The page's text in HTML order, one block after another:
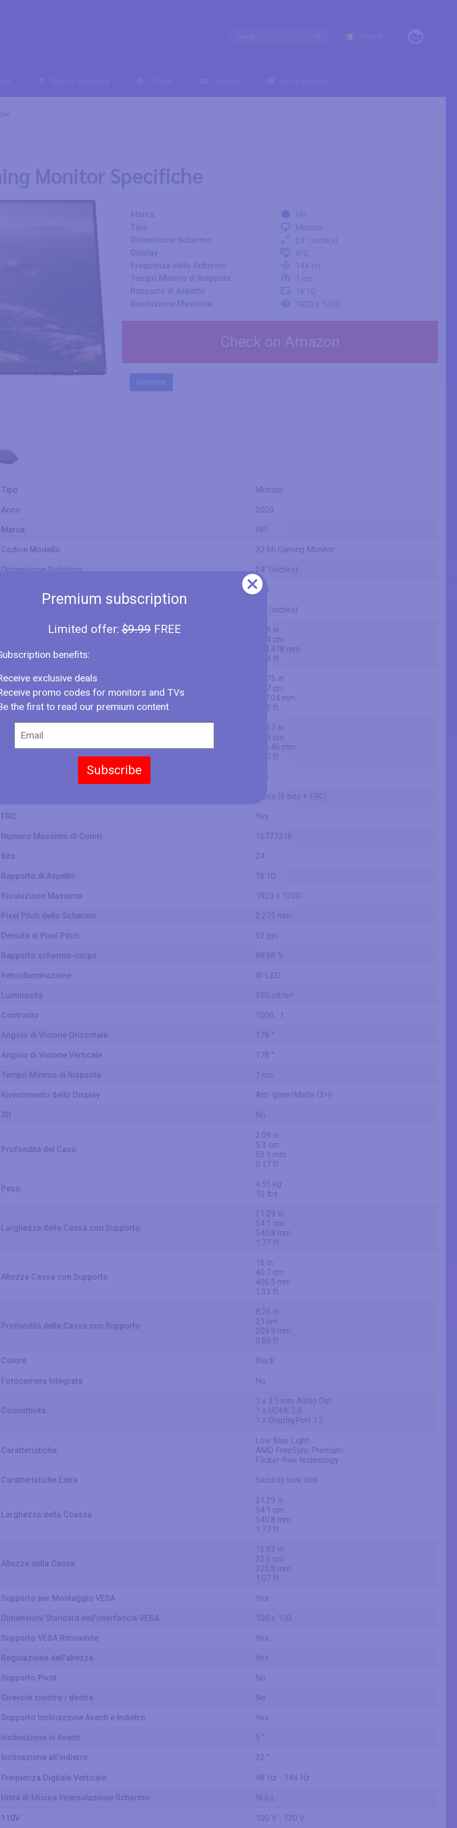
Premium subscription
Limited offer:$9.99FREE
benefits:
exclusive deals
promo codes for monitors and TVs
the first to read our premium content
Subscribe
Monitor Specifiche
Marca
HP
Dimensione Schermo
24" (inches)
Frequenza dello Schermo
144 Hz
Rapporto di Aspetto
16:10
Check on Amazon
Compare
Tipo Monitor
Anno 2020
Marca HP
Codice Modello X24ih Gaming Monitor
Dimensione Schermo 24" (inches)
IPS
24" (inches)
23.8 in
60.4 cm
604.478 mm
1.98 ft
Larghezza dello Schermo
20.75 in
52.7 cm
527.04 mm
1.73 ft
Altezza dello Schermo
11.67 in
29.6 cm
296.46 mm
0.97 ft
IPS
8 bits (6 bits + FRC)
FRC Yes
Numero Massimo di Colori 16777216
Bits 24
Rapporto di Aspetto 16:10
Risoluzione Massima 1920 x 1200
Pixel Pitch dello Schermo 0.275 mm
Densità di Pixel Pitch 92 ppi
Rapporto schermo-corpo 88.68 %
Retroilluminazione W-LED
Luminosità 350 cd/m²
Contrasto 1000 : 1
Angolo di Visione Orizontale 178 °
Angolo di Visione Verticale 178 °
Tempo Minimo di Risposta 1 ms
Rivestimento dello Display Anti-glare/Matte (3H)
3D No
Profondità del Caso
2.09 in
5.3 cm
53.1 mm
0.17 ft
Peso
4.55 kg
10 lbs
Larghezza della Cassa con Supporto
21.29 in
54.1 cm
540.8 mm
1.77 ft
Altezza Cassa con Supporto
16 in
40.7 cm
406.5 mm
1.33 ft
Profondità della Cassa con Supporto
8.26 in
21 cm
209.9 mm
0.69 ft
Colore Black
Fotocamera Integrata No
Connettività
1 x 3.5 mm Audio Out
1 x HDMI 2.0
1 x DisplayPort 1.2
Caratteristiche
Low Blue Light
AMD FreeSync Premium
Flicker-free technology
Caratteristiche Extra Security lock slot
Larghezza della Ccassa
21.29 in
54.1 cm
540.8 mm
1.77 ft
Altezza della Cassa
12.83 in
32.6 cm
325.8 mm
1.07 ft
Supporto per Montaggio VESA Yes
Dimensioni Standard dell'interfaccia VESA 100 x 100
Supporto VESA Rimovibile Yes
Regolazione dell'altezza Yes
Supporto Pivot No
Girevole sinistra / destra No
Supporto Inclinazione Avanti e Indietro Yes
Inclinazione in Avanti 5 °
Inclinazione all'indietro 22 °
Frequenza Digitale Verticale 48 Hz - 144 Hz
Unità di Misura Interpolazione Schermo NULL
110V 100 V - 120 V